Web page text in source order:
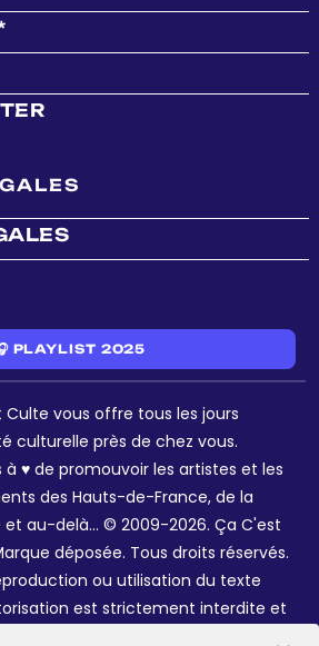
PLAYLIST 2025
Culte vous offre tous les jours
culturelle près de chez vous.
à ♥ de promouvoir les artistes et les
des Hauts-de-France, de la
et au-delà... © 2009-2026. Ça C'est
déposée. Tous droits réservés.
ou utilisation du texte
est strictement interdite et